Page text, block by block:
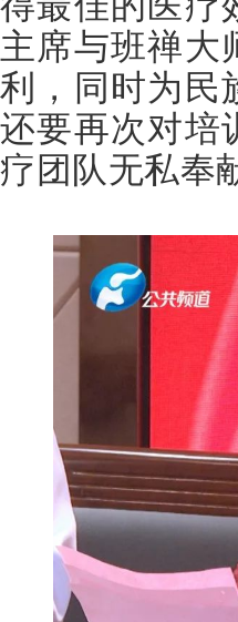
主席与班禅大
利，同时为民
还要再次对培
疗团队无私奉